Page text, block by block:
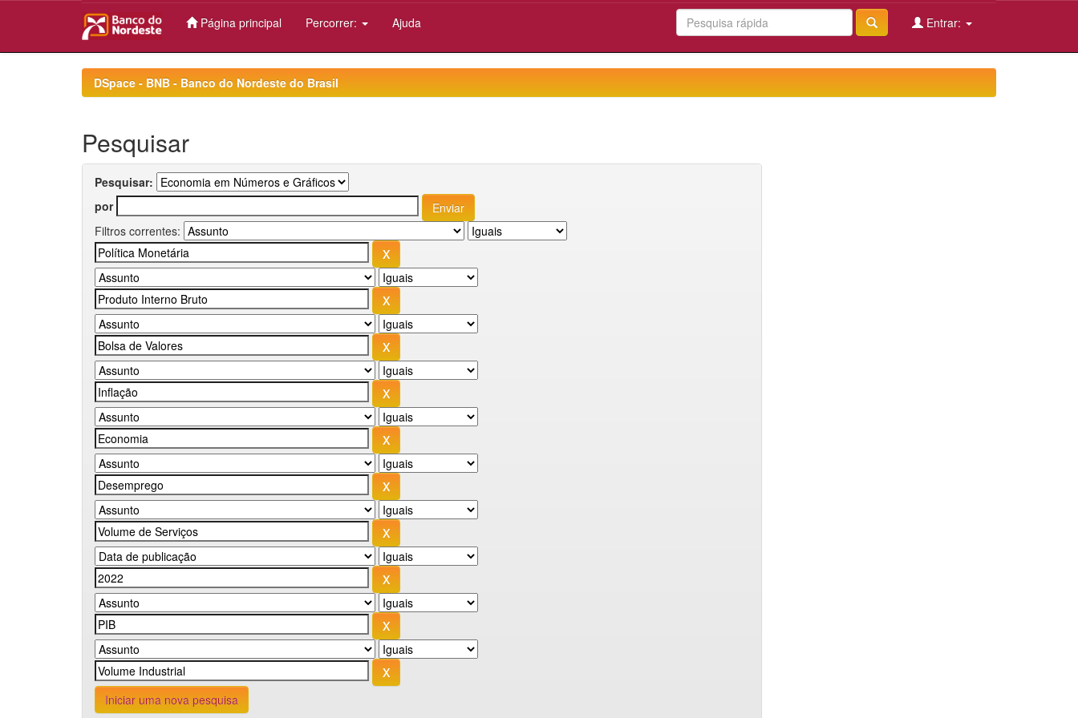
Página principal Percorrer: Ajuda Entrar:
DSpace - BNB - Banco do Nordeste do Brasil
Pesquisar
Pesquisar:
por
Filtros correntes:
Iniciar uma nova pesquisa